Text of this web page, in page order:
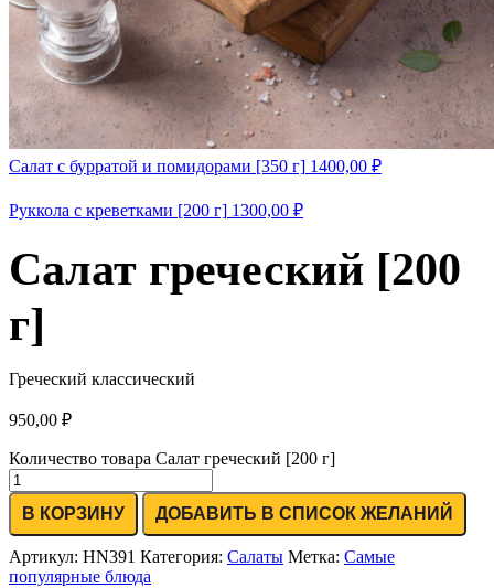
Салат с бурратой и помидорами [350 г] 1400,00 ₽
Руккола с креветками [200 г] 1300,00 ₽
Салат греческий [200
г]
Греческий классический
950,00 ₽
Количество товара Салат греческий [200 г]
В КОРЗИНУ ДОБАВИТЬ В СПИСОК ЖЕЛАНИЙ
Артикул: HN391 Категория: Салаты Метка: Самые
популярные блюда